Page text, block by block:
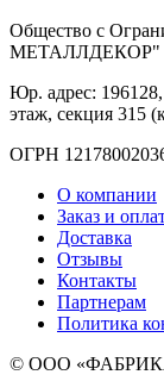
Общество с
МЕТАЛЛДЕКОР"
Юр. адрес:
этаж, секция 315
ОГРН
О компании
Заказ и
Доставка
Отзывы
Контакты
Партнерам
Политика
© ООО